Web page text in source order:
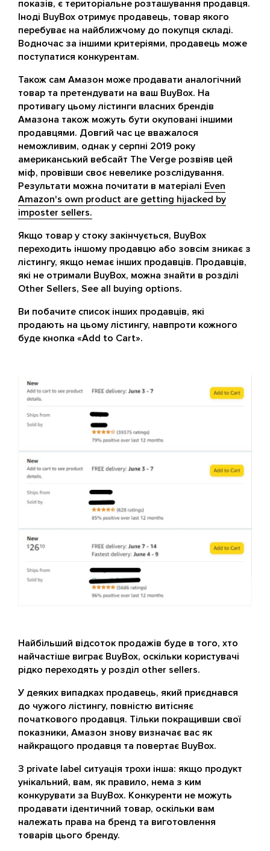
показів, є територіальне розташування продавця.
Іноді BuyBox отримує продавець, товар якого
перебуває на найближчому до покупця складі.
Водночас за іншими критеріями, продавець може
поступатися конкурентам.
Також сам Амазон може продавати аналогічний
товар та претендувати на ваш BuyBox. На
противагу цьому лістинги власних брендів
Амазона також можуть бути окуповані іншими
продавцями. Довгий час це вважалося
неможливим, однак у серпні 2019 року
американський вебсайт The Verge розвіяв цей
міф, провівши своє невелике розслідування.
Результати можна почитати в матеріалі Even
Amazon's own product are getting hijacked by
imposter sellers.
Якщо товар у стоку закінчується, BuyBox
переходить іншому продавцю або зовсім зникає з
лістингу, якщо немає інших продавців. Продавців,
які не отримали BuyBox, можна знайти в розділі
Other Sellers, See all buying options.
Ви побачите список інших продавців, які
продають на цьому лістингу, навпроти кожного
буде кнопка «Add to Cart».
Найбільший відсоток продажів буде в того, хто
найчастіше виграє BuyBox, оскільки користувачі
рідко переходять у розділ other sellers.
У деяких випадках продавець, який приєднався
до чужого лістингу, повністю витісняє
початкового продавця. Тільки покращивши свої
показники, Амазон знову визначає вас як
найкращого продавця та повертає BuyBox.
З private label ситуація трохи інша: якщо продукт
унікальний, вам, як правило, нема з ким
конкурувати за BuyBox. Конкуренти не можуть
продавати ідентичний товар, оскільки вам
належать права на бренд та виготовлення
товарів цього бренду.